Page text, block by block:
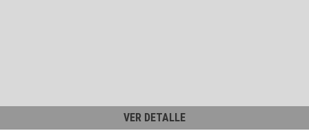
VER DETALLE